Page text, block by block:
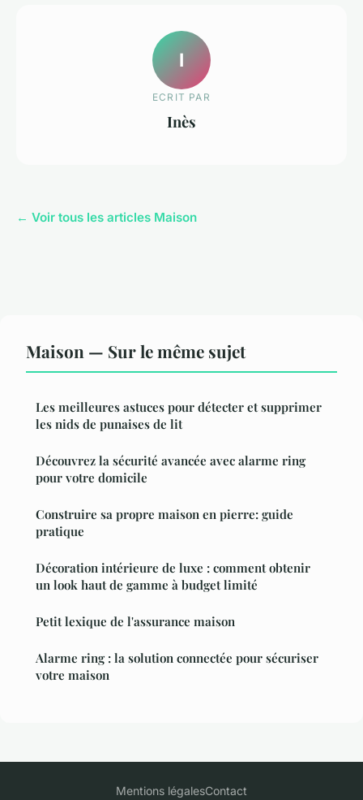
I
ECRIT PAR
Inès
← Voir tous les articles Maison
Maison — Sur le même sujet
Les meilleures astuces pour détecter et supprimer
les nids de punaises de lit
Découvrez la sécurité avancée avec alarme ring
pour votre domicile
Construire sa propre maison en pierre: guide
pratique
Décoration intérieure de luxe : comment obtenir
un look haut de gamme à budget limité
Petit lexique de l'assurance maison
Alarme ring : la solution connectée pour sécuriser
votre maison
Mentions légalesContact